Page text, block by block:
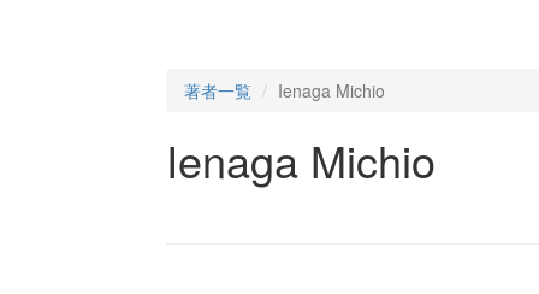
著者一覧 Ienaga Michio
Ienaga Michio